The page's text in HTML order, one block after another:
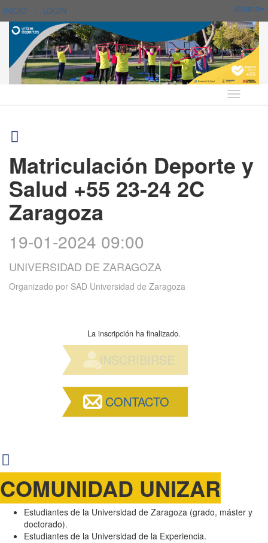
INICIO | LOGIN Idioma
Idioma
Matriculación Deporte y
Salud +55 23-24 2C
Zaragoza
19-01-2024 09:00
UNIVERSIDAD DE ZARAGOZA
Organizado por SAD Universidad de Zaragoza
La inscripción ha finalizado.
INSCRIBIRSE
CONTACTO
COMUNIDAD UNIZAR
Estudiantes de la Universidad de Zaragoza (grado, máster y
doctorado).
Estudiantes de la Universidad de la Experiencia.